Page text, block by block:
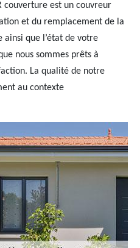
couverture est un couvreur
et du remplacement de la
que l’état de votre
nous sommes prêts à
La qualité de notre
au contexte